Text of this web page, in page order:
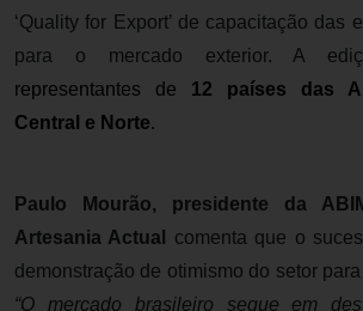
‘Quality for Export’ de capacitação das
para o mercado exterior. A
representantes de 12 países das
Central e Norte.
Paulo Mourão, presidente da
Artesania Actual
comenta que o
demonstração de otimismo do setor
“O mercado brasileiro segue em